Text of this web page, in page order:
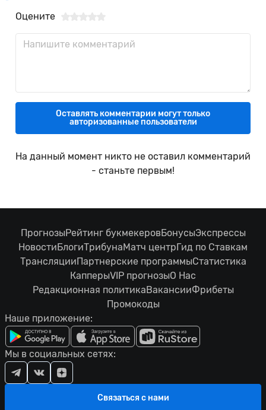
Оцените
Оставлять комментарии могут только
авторизованные пользователи
На данный момент никто не оставил комментарий
- станьте первым!
ПрогнозыРейтинг букмекеровБонусыЭкспрессы
НовостиБлогиТрибунаМатч центрГид по Ставкам
ТрансляцииПартнерские программыСтатистика
КапперыVIP прогнозыО Нас
Редакционная политикаВакансииФрибеты
Промокоды
Наше приложение:
Связаться с нами
Мы в социальных сетях: